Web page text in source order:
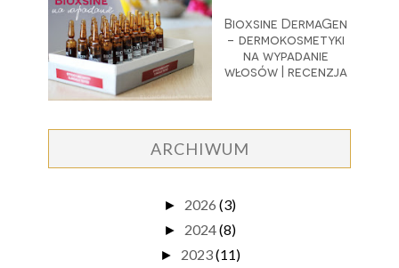
Bioxsine DermaGen
- dermokosmetyki
na wypadanie
włosów | recenzja
ARCHIWUM
► 2026 (3)
► 2024(8)
► 2023(11)